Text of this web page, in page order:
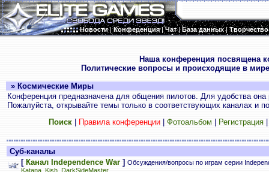
Новости|Конференция|Чат|База данных|Творчество
Наша конференция посвящена
Политические вопросы и происходящие в
» Космические Миры
Конференция предназначена для общения пилотов. Для удобства
Пожалуйста, открывайте темы только в соответствующих каналах и
Поиск| Правила конференции| Фотоальбом Регистрация
Суб-каналы
[ Канал Independence War ] Обсуждения/вопросы по играм серии
Katana Kish DarkSideMaster